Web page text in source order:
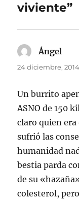
viviente”
Ángel
24 diciembre,
Un burrito
ASNO de 150
claro quien era
sufrió las
humanidad
bestia parda
de su
colesterol,